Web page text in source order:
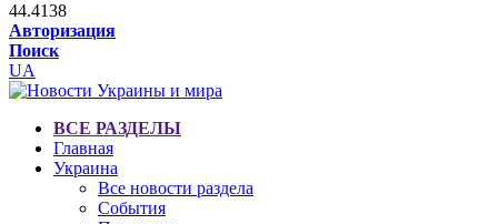
44.4138
Авторизация
Поиск
UA
ВСЕ РАЗДЕЛЫ
Главная
Украина
Все новости раздела
События